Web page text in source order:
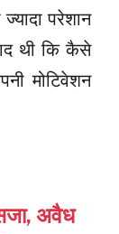
परेशान
थी कि कैसे
मोटिवेशन
अवैध